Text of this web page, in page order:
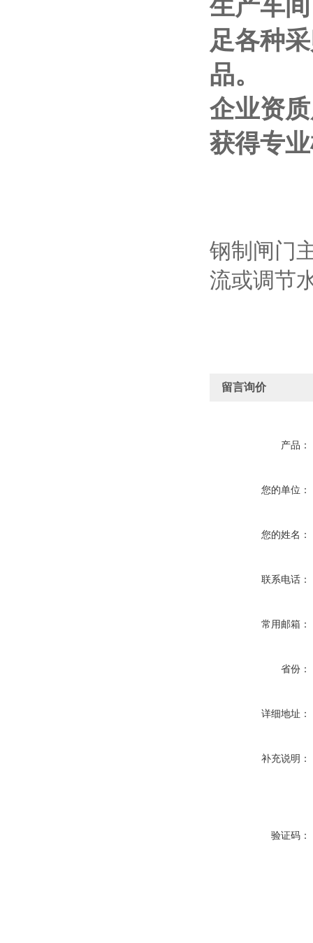
生产车
足各种
品。
企业资
获得专
钢制闸门
流或调节
留言询价
产品：
您的单位：
您的姓名：
联系电话：
常用邮箱：
省份：
详细地址：
补充说明：
验证码：